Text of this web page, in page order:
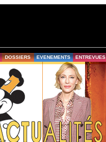
DOSSIERS EVENEMENTS ENTREVUES